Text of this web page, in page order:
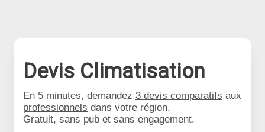
Devis Climatisation
En 5 minutes, demandez 3 devis comparatifs aux
professionnels dans votre région.
Gratuit, sans pub et sans engagement.